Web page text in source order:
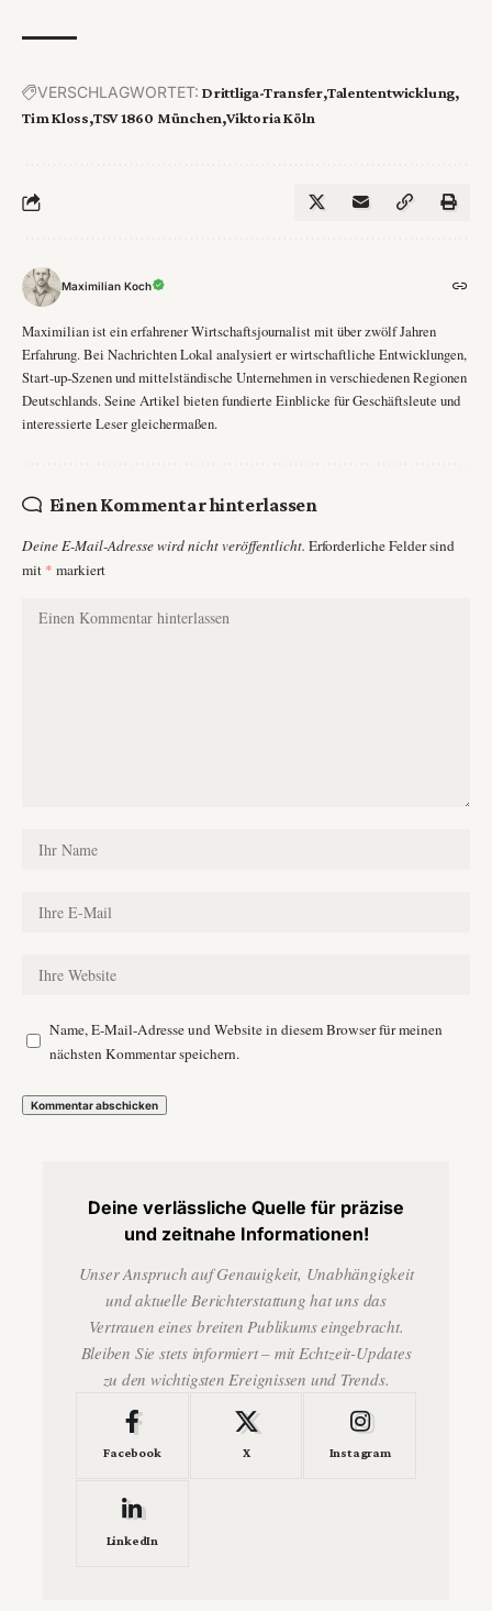
VERSCHLAGWORTET: Drittliga-Transfer Talententwicklung
Tim Kloss TSV 1860 München Viktoria Köln
Maximilian Koch
Maximilian ist ein erfahrener Wirtschaftsjournalist mit über zwölf Jahren
Erfahrung. Bei Nachrichten Lokal analysiert er wirtschaftliche Entwicklungen,
Start-up-Szenen und mittelständische Unternehmen in verschiedenen Regionen
Deutschlands. Seine Artikel bieten fundierte Einblicke für Geschäftsleute und
interessierte Leser gleichermaßen.
Einen Kommentar hinterlassen
Deine E-Mail-Adresse wird nicht veröffentlicht. Erforderliche Felder sind
mit * markiert
Name, E-Mail-Adresse und Website in diesem Browser für meinen
nächsten Kommentar speichern.
Deine verlässliche Quelle für präzise
und zeitnahe Informationen!
Unser Anspruch auf Genauigkeit, Unabhängigkeit
und aktuelle Berichterstattung hat uns das
Vertrauen eines breiten Publikums eingebracht.
Bleiben Sie stets informiert – mit Echtzeit-Updates
zu den wichtigsten Ereignissen und Trends.
Facebook X Instagram
LinkedIn